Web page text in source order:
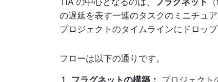
の遅延を表す一連のタスクのミニチュ
プロジェクトのタイムラインにドロッ
フローは以下の通りです。
フラグネットの構築： プロジェクト